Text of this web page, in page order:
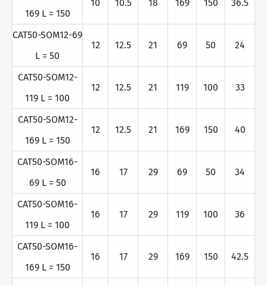
169 L = 150
10 10.5 18 169 150 36.5
CAT50-SOM12-69
L = 50
12 12.5 21 69 50 24
CAT50-SOM12-
119 L = 100
12 12.5 21 119 100 33
CAT50-SOM12-
169 L = 150
12 12.5 21 169 150 40
CAT50-SOM16-
69 L = 50
16 17 29 69 50 34
CAT50-SOM16-
119 L = 100
16 17 29 119 100 36
CAT50-SOM16-
169 L = 150
16 17 29 169 150 42.5